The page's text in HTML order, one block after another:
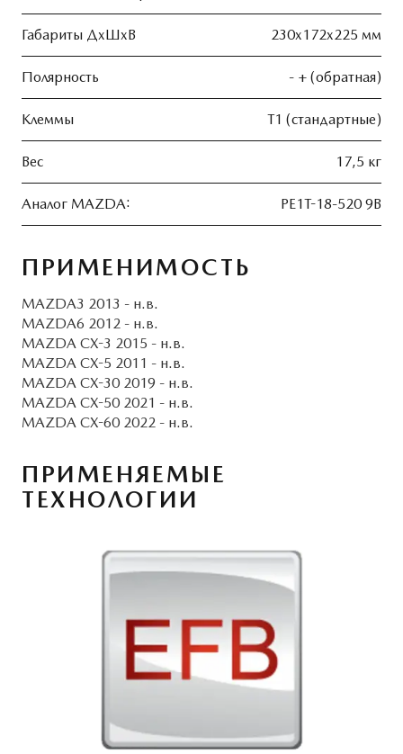
Габариты ДхШхВ 230x172x225 мм
Полярность - + (обратная)
Клеммы Т1 (стандартные)
Вес 17,5 кг
Аналог MAZDA: PE1T-18-520 9B
ПРИМЕНИМОСТЬ
MAZDA3 2013 - н.в.
MAZDA6 2012 - н.в.
MAZDA CX-3 2015 - н.в.
MAZDA CX-5 2011 - н.в.
MAZDA CX-30 2019 - н.в.
MAZDA CX-50 2021 - н.в.
MAZDA CX-60 2022 - н.в.
ПРИМЕНЯЕМЫЕ
ТЕХНОЛОГИИ